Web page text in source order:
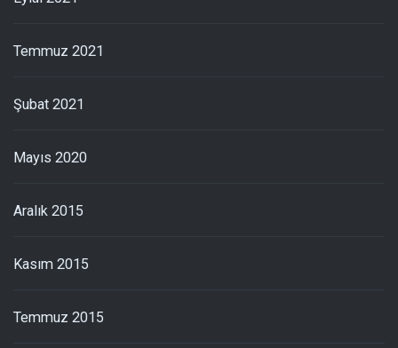
Temmuz 2021
Şubat 2021
Mayıs 2020
Aralık 2015
Kasım 2015
Temmuz 2015